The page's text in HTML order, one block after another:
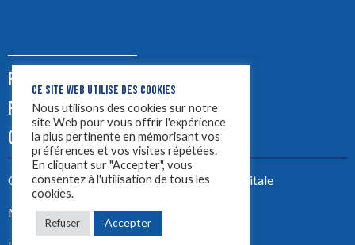
PODCASTS
PUB
CONTACT
Créez votre site avecYellowtie – Agence Digitale
Mentions légales
CE SITE WEB UTILISE DES COOKIES
Nous utilisons des cookies sur notre
site Web pour vous offrir l'expérience
la plus pertinente en mémorisant vos
préférences et vos visites répétées.
En cliquant sur "Accepter", vous
consentez à l'utilisation de tous les
cookies.
Refuser Accepter